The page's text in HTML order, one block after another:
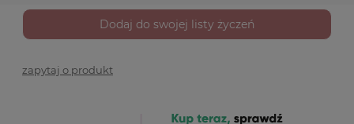
Dodaj do swojej listy życzeń
zapytaj o produkt